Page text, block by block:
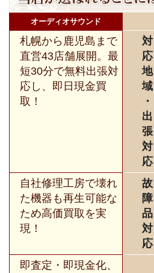
オーディオサウンド
札幌から鹿児島まで
直営43店舗展開。最
短30分で無料出張対
応し、即日現金買
取！
対
応
地
域
・
出
張
対
応
自社修理工房で壊れ
た機器も再生可能な
ため高価買取を実
現！
故
障
品
対
応
即査定・即現金化、